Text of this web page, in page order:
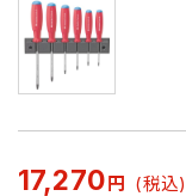
17,270 円 (税込)